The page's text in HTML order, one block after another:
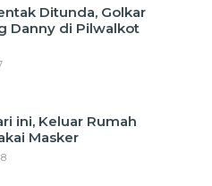
Ditunda, Golkar
Danny di Pilwalkot
ini, Keluar Rumah
Masker